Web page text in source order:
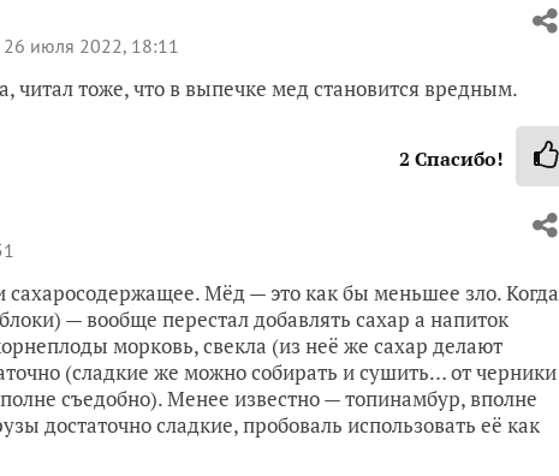
26 июля 2022, 18:11
читал тоже, что в выпечке мед становится вредным.
2 Спасибо!
Мёд — это как бы меньшее зло. Когда
— вообще перестал добавлять сахар а напиток
морковь, свекла (из неё же сахар делают
(сладкие же можно собирать и сушить… от черники
съедобно). Менее известно — топинамбур, вполне
достаточно сладкие, пробоваль использовать её как